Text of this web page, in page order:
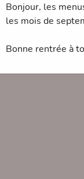
Bonjour, les
les mois de
Bonne rentrée à